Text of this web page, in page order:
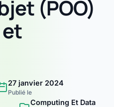
(POO)
27 janvier 2024
Publié le
Computing Et Data